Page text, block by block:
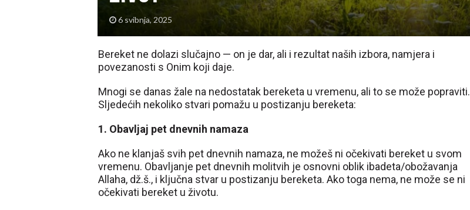
6 svibnja, 2025
Bereket ne dolazi slučajno — on je dar, ali i rezultat naših izbora, namjera i
povezanosti s Onim koji daje.
Mnogi se danas žale na nedostatak bereketa u vremenu, ali to se može popraviti.
Sljedećih nekoliko stvari pomažu u postizanju bereketa:
1. Obavljaj pet dnevnih namaza
Ako ne klanjaš svih pet dnevnih namaza, ne možeš ni očekivati bereket u svom
vremenu. Obavljanje pet dnevnih molitvih je osnovni oblik ibadeta/obožavanja
Allaha, dž.š., i ključna stvar u postizanju bereketa. Ako toga nema, ne može se ni
očekivati bereket u životu.